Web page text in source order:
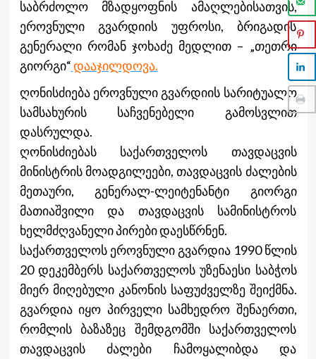
საბრძოლო მზადყოფნის ამაღლებისათვის,
ეროვნული გვარდიის უფროსი, ბრიგადის
გენერალი რომან ჯოხაძე მედლით – „თეთრი
გიორგი“დააჯილდოვა.
ღონისძიება ეროვნული გვარდიის სარიტუალო
სამსახურის საჩვენებელი გამოსვლით
დასრულდა.
ღონისძიებას საქართველოს თავდაცვის
მინისტრის მოადგილეები, თავდაცვის ძალების
მეთაური, გენერალ-ლეიტენანტი გიორგი
მათიაშვილი და თავდაცვის სამინისტროს
ხელმძღვანელი პირები დაესწრნენ.
საქართველოს ეროვნული გვარდია 1990 წლის
20 დეკემბერს საქართველოს უზენაესი საბჭოს
მიერ მიღებული კანონის საფუძველზე შეიქმნა.
გვარდია იყო პირველი სამხედრო შენაერთი,
რომლის ბაზაზეც შემდგომში საქართველოს
თავდაცვის ძალები ჩამოყალიბდა და